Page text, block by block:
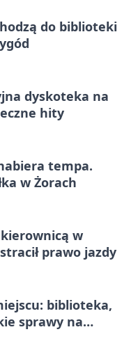
do biblioteki
dyskoteka na
hity
tempa.
w Żorach
w
prawo jazdy
biblioteka,
sprawy na